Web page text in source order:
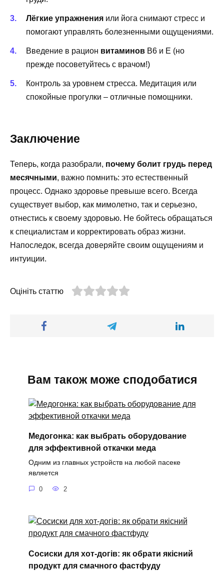
Лёгкие упражнения или йога снимают стресс и
помогают управлять болезненными ощущениями.
Введение в рацион витаминов B6 и E (но
прежде посоветуйтесь с врачом!)
Контроль за уровнем стресса. Медитация или
спокойные прогулки – отличные помощники.
Заключение
Теперь, когда разобрали, почему болит грудь перед
месячными, важно помнить: это естественный
процесс. Однако здоровье превыше всего. Всегда
существует выбор, как мимолетно, так и серьезно,
отнестись к своему здоровью. Не бойтесь обращаться
к специалистам и корректировать образ жизни.
Напоследок, всегда доверяйте своим ощущениям и
интуиции.
Оцініть статтю
Вам також може сподобатися
Медогонка: как выбрать оборудование
для эффективной откачки меда
Одним из главных устройств на любой пасеке
является
0 2
Сосиски для хот-догів: як обрати якісний
продукт для смачного фастфуду